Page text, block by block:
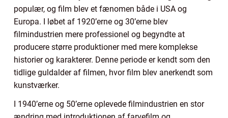
populær, og film blev et fænomen både i USA og
Europa. I løbet af 1920’erne og 30’erne blev
filmindustrien mere professionel og begyndte at
producere større produktioner med mere komplekse
historier og karakterer. Denne periode er kendt som den
tidlige guldalder af filmen, hvor film blev anerkendt som
kunstværker.
I 1940’erne og 50’erne oplevede filmindustrien en stor